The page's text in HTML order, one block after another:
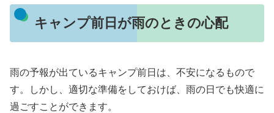
キャンプ前日が雨のときの心配
雨の予報が出ているキャンプ前日は、不安になるもので
す。しかし、適切な準備をしておけば、雨の日でも快適に
過ごすことができます。